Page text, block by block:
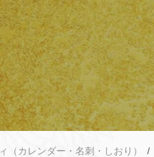
（カレンダー・名刺・しおり） /